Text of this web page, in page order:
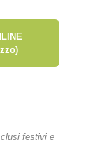
festivi e